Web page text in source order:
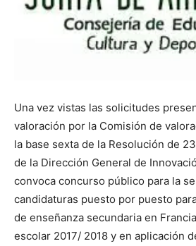
Una vez vistas las solicitudes
valoración por la Comisión de
la base sexta de la Resolución de
de la Dirección General de
convoca concurso público para la
candidaturas puesto por puesto
de enseñanza secundaria en
escolar 2017/ 2018 y en aplicación